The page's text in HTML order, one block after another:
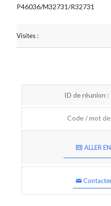
P46036/M32731/R32731
Visites :
ID de réunion :
Code / mot
ALLER